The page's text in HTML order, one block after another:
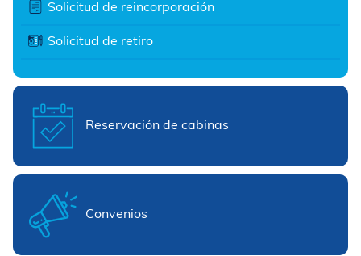
Solicitud de reincorporación
Solicitud de retiro
Reservación de cabinas
Convenios